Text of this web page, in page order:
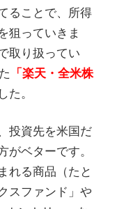
ることで、所得
狙っていきま
取り扱ってい
「楽天・全米株
た。
投資先を米国だ
がベターです。
れる商品（たと
スファンド」や